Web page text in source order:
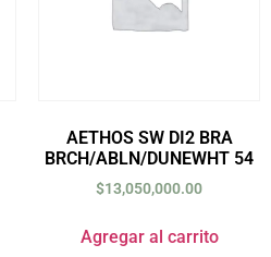
AETHOS SW DI2 BRA
BRCH/ABLN/DUNEWHT 54
$13,050,000.00
Agregar al carrito